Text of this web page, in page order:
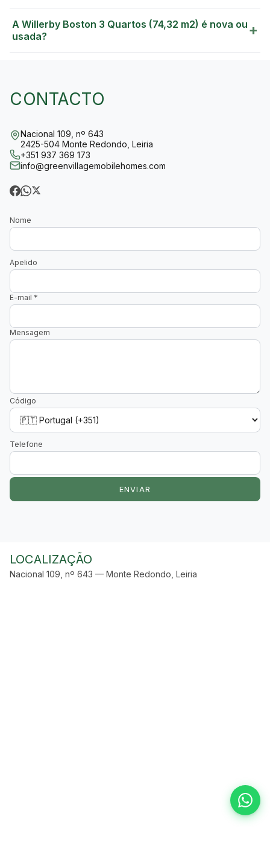
A Willerby Boston 3 Quartos (74,32 m2) é nova ou
usada?
+
CONTACTO
Nacional 109, nº 643
2425-504 Monte Redondo, Leiria
+351 937 369 173
info@greenvillagemobilehomes.com
Nome
Apelido
E-mail *
Mensagem
Código
Telefone
ENVIAR
LOCALIZAÇÃO
Nacional 109, nº 643 — Monte Redondo, Leiria